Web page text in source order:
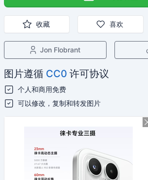
收藏 喜欢
Jon Flobrant
图片遵循 CC0 许可协议
个人和商用免费
可以修改，复制和转发图片